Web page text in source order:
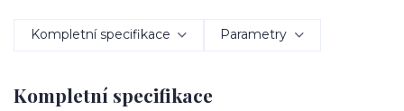
Kompletní specifikace Parametry
Kompletní specifikace